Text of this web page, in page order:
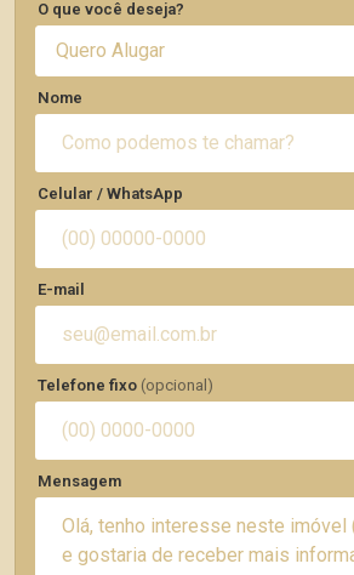
O que você deseja?
Quero Alugar
Nome
Celular / WhatsApp
E-mail
Telefone fixo (opcional)
Mensagem